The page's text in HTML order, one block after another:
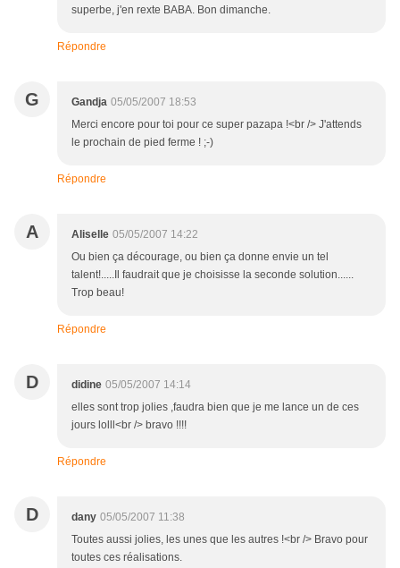
superbe, j'en rexte BABA. Bon dimanche.
Répondre
G Gandja 05/05/2007 18:53
Merci encore pour toi pour ce super pazapa !<br /> J'attends
le prochain de pied ferme ! ;-)
Répondre
A Aliselle 05/05/2007 14:22
Ou bien ça décourage, ou bien ça donne envie un tel
talent!.....Il faudrait que je choisisse la seconde solution......
Trop beau!
Répondre
D didine 05/05/2007 14:14
elles sont trop jolies ,faudra bien que je me lance un de ces
jours lolll<br /> bravo !!!!
Répondre
D dany 05/05/2007 11:38
Toutes aussi jolies, les unes que les autres !<br /> Bravo pour
toutes ces réalisations.